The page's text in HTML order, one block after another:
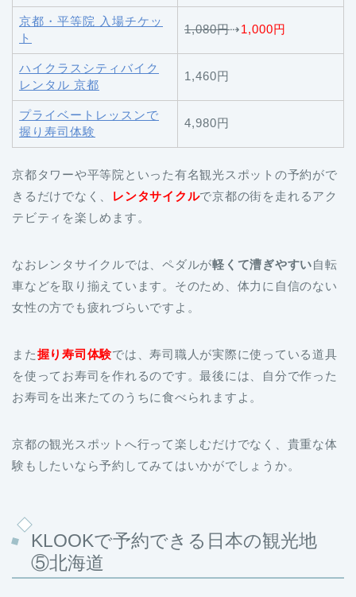
京都・平等院 入場チケッ
ト
1,080円⇢1,000円
ハイクラスシティバイク
レンタル 京都
1,460円
プライベートレッスンで
握り寿司体験
4,980円
京都タワーや平等院といった有名観光スポットの予約がで
きるだけでなく、
レンタサイクルで京都の街を走れるアク
テビティを楽しめます。
なおレンタサイクルでは、ペダルが軽くて漕ぎやすい自転
車などを取り揃えています。そのため、体力に自信のない
女性の方でも疲れづらいですよ。
また握り寿司体験では、寿司職人が実際に使っている道具
を使ってお寿司を作れるのです。最後には、自分で作った
お寿司を出来たてのうちに食べられますよ。
京都の観光スポットへ行って楽しむだけでなく、貴重な体
験もしたいなら予約してみてはいかがでしょうか。
KLOOKで予約できる日本の観光地
⑤北海道